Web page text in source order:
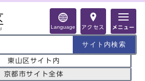
Language アクセス メニュー
東山区サイト内
京都市サイト全体